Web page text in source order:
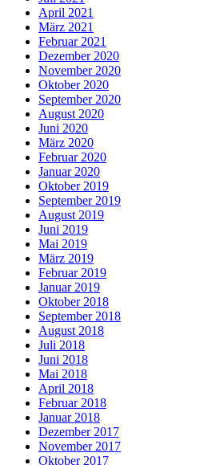
April 2021
März 2021
Februar 2021
Dezember 2020
November 2020
Oktober 2020
September 2020
August 2020
Juni 2020
März 2020
Februar 2020
Januar 2020
Oktober 2019
September 2019
August 2019
Juni 2019
Mai 2019
März 2019
Februar 2019
Januar 2019
Oktober 2018
September 2018
August 2018
Juli 2018
Juni 2018
Mai 2018
April 2018
Februar 2018
Januar 2018
Dezember 2017
November 2017
Oktober 2017